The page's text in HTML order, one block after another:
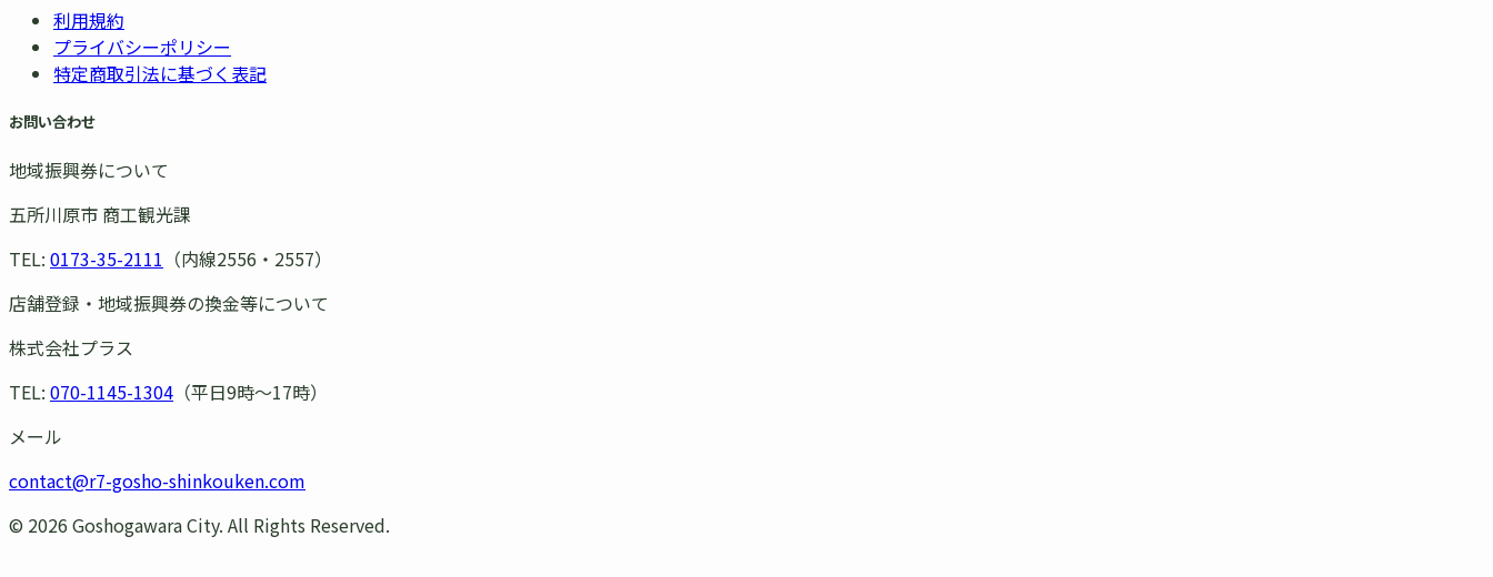
利用規約
プライバシーポリシー
特定商取引法に基づく表記
お問い合わせ
地域振興券について
五所川原市 商工観光課
TEL: 0173-35-2111 （内線2556・2557）
店舗登録・地域振興券の換金等について
株式会社プラス
TEL: 070-1145-1304 （平日9時〜17時）
メール
contact@r7-gosho-shinkouken.com
© 2026 Goshogawara City. All Rights Reserved.